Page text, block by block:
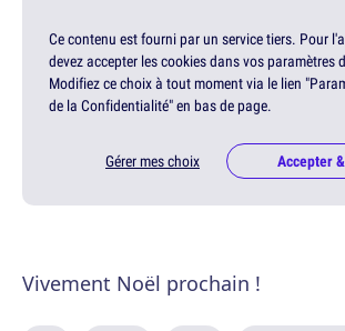
Ce contenu est fourni par un service tiers. Pour
devez accepter les cookies dans vos paramètres
Modifiez ce choix à tout moment via le lien
de la Confidentialité" en bas de page.
Gérer mes choix Accepter
Vivement Noël prochain !